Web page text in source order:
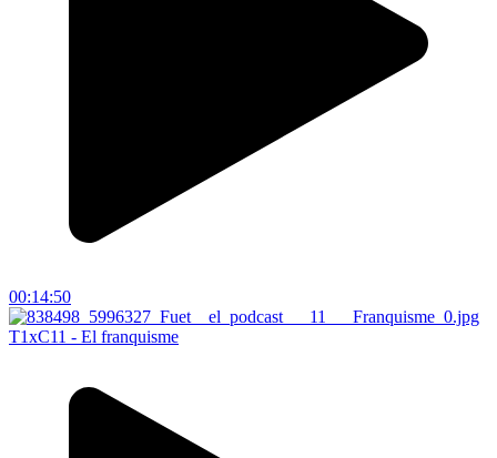
00:14:50
T1xC11 - El franquisme